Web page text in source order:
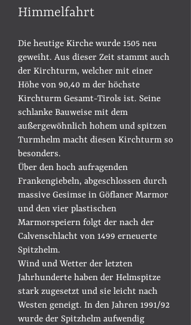
Himmelfahrt
Die heutige Kirche wurde 1505 neu
geweiht. Aus dieser Zeit stammt auch
der Kirchturm, welcher mit einer
Höhe von 90,40 m der höchste
Kirchturm Gesamt-Tirols ist. Seine
schlanke Bauweise mit dem
außergewöhnlich hohem und spitzen
Turmhelm macht diesen Kirchturm so
besonders.
​Über den hoch aufragenden
Frankengiebeln, abgeschlossen durch
massive Gesimse in Göflaner Marmor
und den vier plastischen
Marmorspeiern folgt der nach der
Calvenschlacht von 1499 erneuerte
Spitzhelm.
Wind und Wetter der letzten
Jahrhunderte haben der Helmspitze
stark zugesetzt und sie leicht nach
Westen geneigt. In den Jahren 1991/92
wurde der Spitzhelm aufwendig